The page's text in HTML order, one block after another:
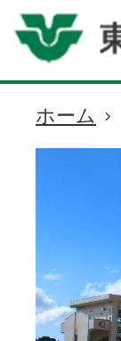
現
在
ホーム